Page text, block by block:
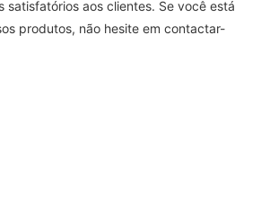
satisfatórios aos clientes. Se você está
produtos, não hesite em contactar-